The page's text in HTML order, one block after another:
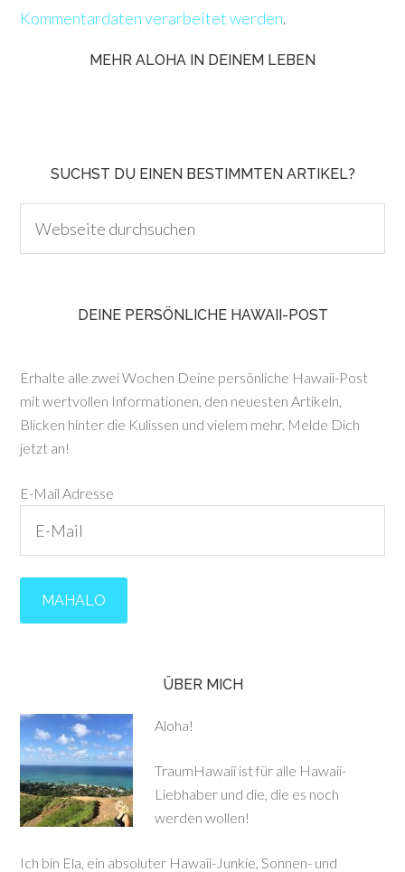
Kommentardaten verarbeitet werden.
MEHR ALOHA IN DEINEM LEBEN
SUCHST DU EINEN BESTIMMTEN ARTIKEL?
DEINE PERSÖNLICHE HAWAII-POST
Erhalte alle zwei Wochen Deine persönliche Hawaii-Post
mit wertvollen Informationen, den neuesten Artikeln,
Blicken hinter die Kulissen und vielem mehr. Melde Dich
jetzt an!
E-Mail Adresse
ÜBER MICH
Aloha!
TraumHawaii ist für alle Hawaii-
Liebhaber und die, die es noch
werden wollen!
Ich bin Ela, ein absoluter Hawaii-Junkie, Sonnen- und